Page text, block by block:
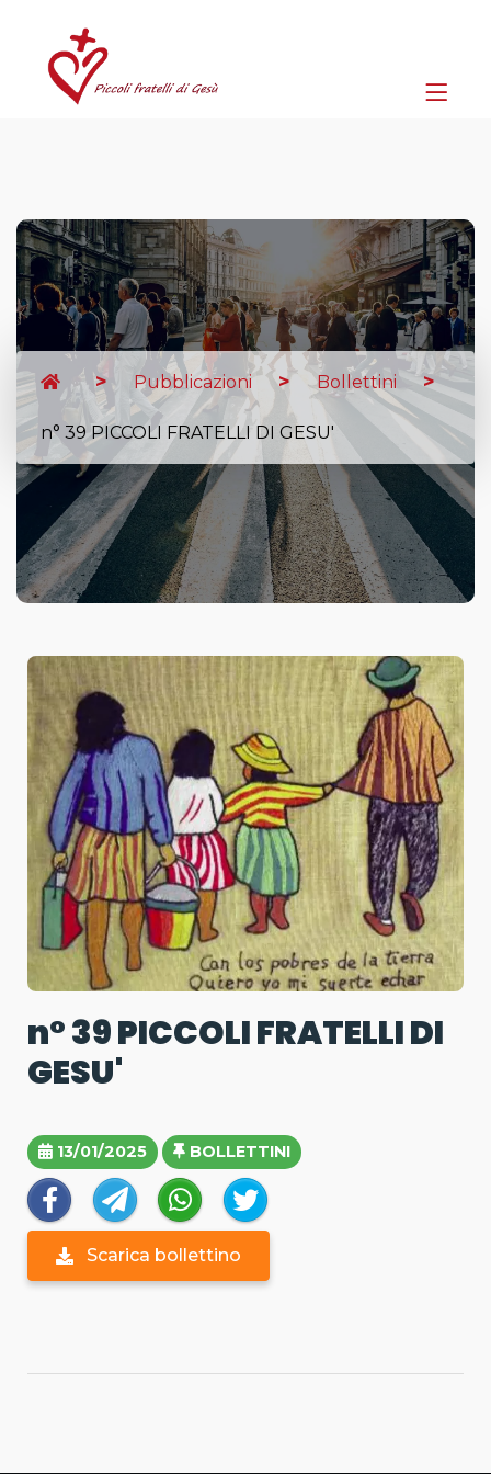
Pubblicazioni Bollettini
n° 39 PICCOLI FRATELLI DI GESU'
n° 39 PICCOLI FRATELLI DI
GESU'
13/01/2025 BOLLETTINI
Scarica bollettino